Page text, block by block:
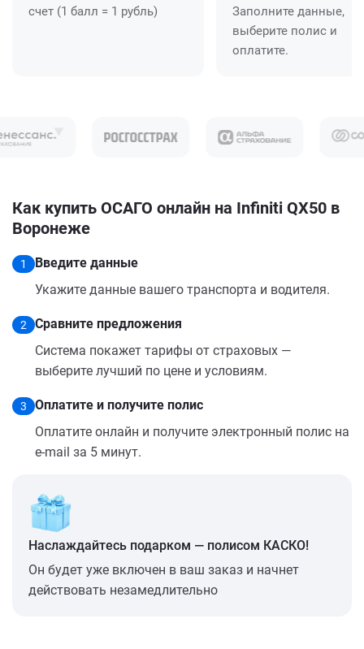
счет (1 балл = 1 рубль)
Заполните данные,
выберите полис и
оплатите.
Как купить ОСАГО онлайн на Infiniti QX50 в
Воронеже
1
Введите данные
Укажите данные вашего транспорта и водителя.
2
Сравните предложения
Система покажет тарифы от страховых —
выберите лучший по цене и условиям.
3
Оплатите и получите полис
Оплатите онлайн и получите электронный полис на
e-mail за 5 минут.
Наслаждайтесь подарком — полисом КАСКО!
Он будет уже включен в ваш заказ и начнет
действовать незамедлительно